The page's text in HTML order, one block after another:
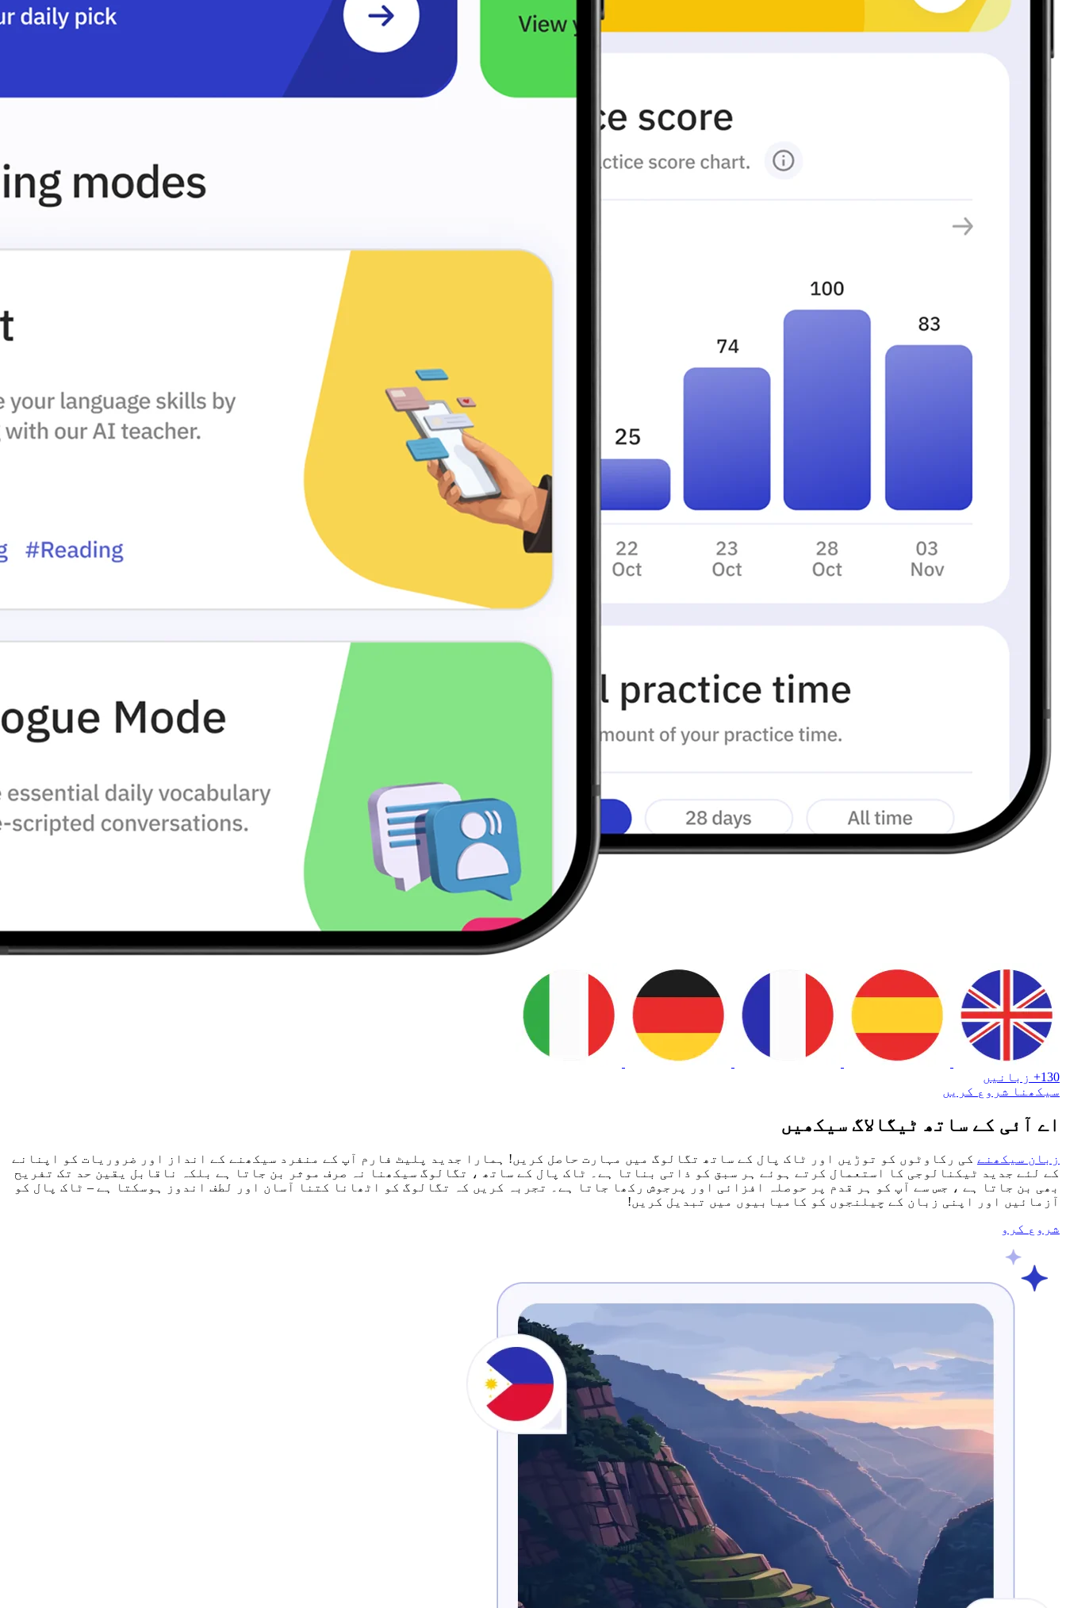
130+ زبانیں
سیکھنا شروع کریں
اے آئی کے ساتھ ٹیگالاگ سیکھیں
زبان سیکھنے کی رکاوٹوں کو توڑیں اور ٹاک پال کے ساتھ تگالوگ میں مہارت حاصل کریں! ہمارا جدید پلیٹ فارم آپ کے منفرد سیکھنے کے انداز اور ضروریات کو اپنانے
کے لئے جدید ٹیکنالوجی کا استعمال کرتے ہوئے ہر سبق کو ذاتی بناتا ہے۔ ٹاک پال کے ساتھ ، تگالوگ سیکھنا نہ صرف موثر بن جاتا ہے بلکہ ناقابل یقین حد تک تفریح
بھی بن جاتا ہے ، جس سے آپ کو ہر قدم پر حوصلہ افزائی اور پرجوش رکھا جاتا ہے۔ تجربہ کریں کہ تگالوگ کو اٹھانا کتنا آسان اور لطف اندوز ہوسکتا ہے – ٹاک پال کو
آزمائیں اور اپنی زبان کے چیلنجوں کو کامیابیوں میں تبدیل کریں!
شروع کرو